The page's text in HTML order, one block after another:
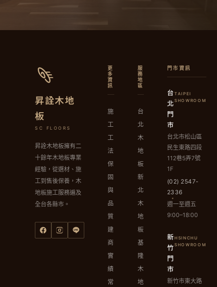
昇詮木地
板
SC FLOORS
昇詮木地板擁有二
十餘年木地板專業
經驗，從選材、施
工到售後保養，木
地板施工服務遍及
全台各縣市。
更
多
資
訊
施
工
工
法
保
固
與
品
質
建
商
實
績
常
服
務
地
區
台
北
木
地
板
新
北
木
地
板
基
隆
木
地
門市資訊
台
北
門
市
TAIPEI
SHOWROOM
台北市松山區
民生東路四段
112巷5弄7號
1F
(02) 2547-
2336
週一至週五
9:00–18:00
新
竹
門
市
HSINCHU
SHOWROOM
新竹市東大路